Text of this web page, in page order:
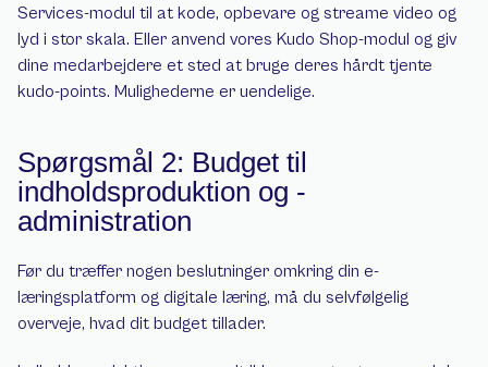
Services-modul til at kode, opbevare og streame video og
lyd i stor skala. Eller anvend vores Kudo Shop-modul og giv
dine medarbejdere et sted at bruge deres hårdt tjente
kudo-points. Mulighederne er uendelige.
Spørgsmål 2: Budget til
indholdsproduktion og -
administration
Før du træffer nogen beslutninger omkring din e-
læringsplatform og digitale læring, må du selvfølgelig
overveje, hvad dit budget tillader.